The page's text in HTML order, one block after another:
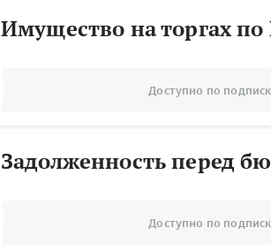
Имущество на торгах по
Доступно по
Задолженность перед
Доступно по